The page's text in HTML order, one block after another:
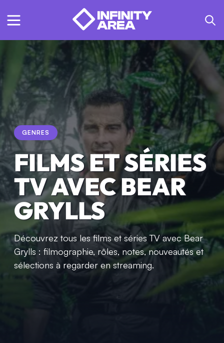
GENRES
FILMS ET SÉRIES
TV AVEC BEAR
GRYLLS
Découvrez tous les films et séries TV avec Bear
Grylls : filmographie, rôles, notes, nouveautés et
sélections à regarder en streaming.